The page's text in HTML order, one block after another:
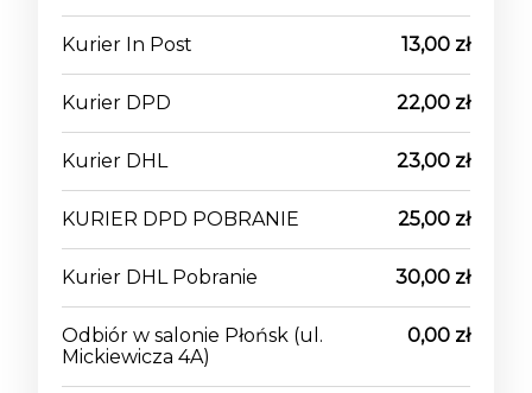
Kurier In Post 13,00 zł
Kurier DPD 22,00 zł
Kurier DHL 23,00 zł
KURIER DPD POBRANIE 25,00 zł
Kurier DHL Pobranie 30,00 zł
Odbiór w salonie Płońsk (ul.
Mickiewicza 4A)
0,00 zł